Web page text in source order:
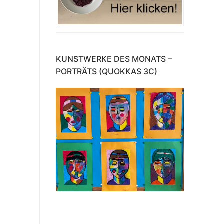
KUNSTWERKE DES MONATS –
PORTRÄTS (QUOKKAS 3C)